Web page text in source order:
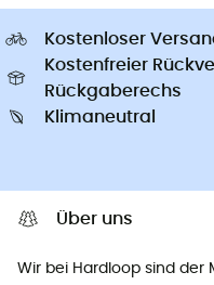
Kostenloser
Kostenfreier
Rückgaberechs
Klimaneutral
Über uns
Wir bei Hardloop sind der